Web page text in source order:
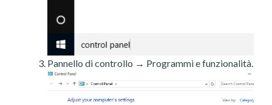
Pannello di controllo → Programmi e funzionalità.